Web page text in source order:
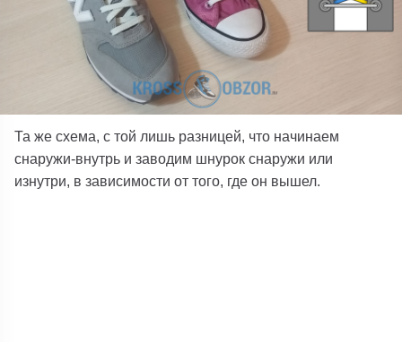
Та же схема, с той лишь разницей, что начинаем
снаружи-внутрь и заводим шнурок снаружи или
изнутри, в зависимости от того, где он вышел.